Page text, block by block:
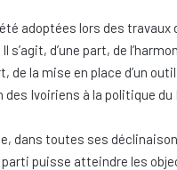
adoptées lors des travaux
d’une part, de
de la mise en place d’un
des Ivoiriens à la politique du
dans toutes ses
puisse atteindre les